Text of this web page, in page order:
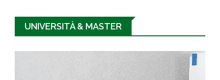
UNIVERSITÀ & MASTER